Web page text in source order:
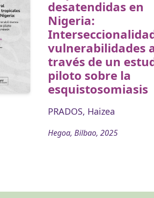
desatendidas en
Nigeria:
vulnerabilidades
través de un
piloto sobre la
esquistosomiasis
PRADOS, Haizea
Hegoa, Bilbao, 2025